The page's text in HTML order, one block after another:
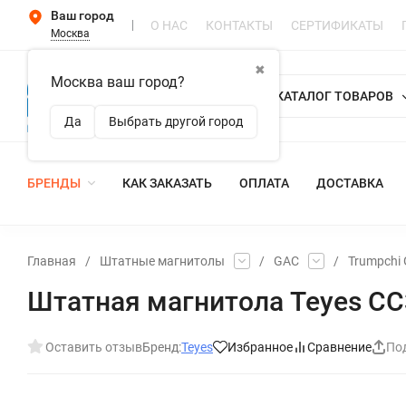
Ваш город
Москва
✖
Москва ваш город?
Да Выбрать другой город
О НАС КОНТАКТЫ СЕРТИФИКАТЫ
КАТАЛОГ ТОВАРОВ
БРЕНДЫ КАК ЗАКАЗАТЬ ОПЛАТА ДОСТАВКА
Главная / Штатные магнитолы / GAC / Trumpchi
Штатная магнитола Teyes
Оставить отзывБренд:Teyes Избранное Сравнение